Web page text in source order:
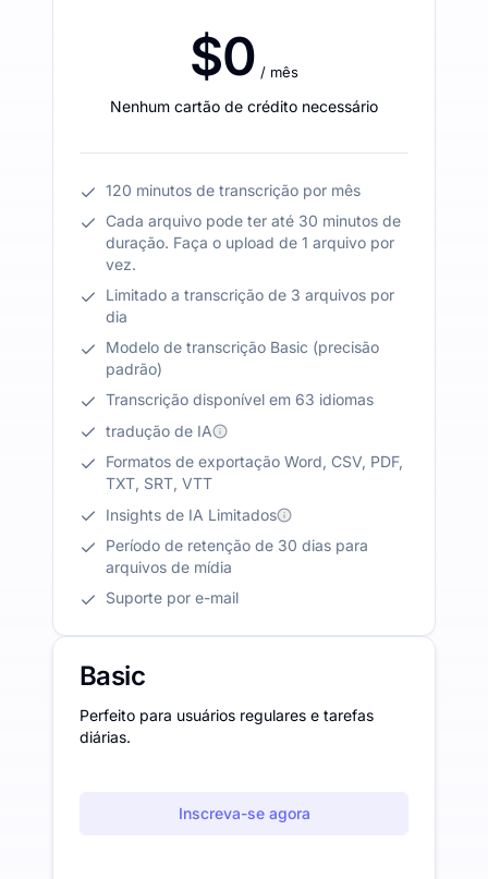
$0 / mês
Nenhum cartão de crédito necessário
120 minutos de transcrição por mês
Cada arquivo pode ter até 30 minutos de
duração. Faça o upload de 1 arquivo por
vez.
Limitado a transcrição de 3 arquivos por
dia
Modelo de transcrição Basic (precisão
padrão)
Transcrição disponível em 63 idiomas
tradução de IA
Formatos de exportação Word, CSV, PDF,
TXT, SRT, VTT
Insights de IA Limitados
Período de retenção de 30 dias para
arquivos de mídia
Suporte por e-mail
Basic
Perfeito para usuários regulares e tarefas
diárias.
Inscreva-se agora